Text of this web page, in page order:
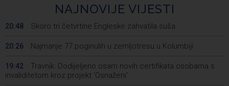
NAJNOVIJE VIJESTI
20:48 Skoro tri četvrtine Engleske zahvatila suša
20:26 Najmanje 77 poginulih u zemljotresu u Kolumbiji
19:42
Travnik: Dodijeljeno osam novih certifikata osobama s
invaliditetom kroz projekt 'Osnaženi'